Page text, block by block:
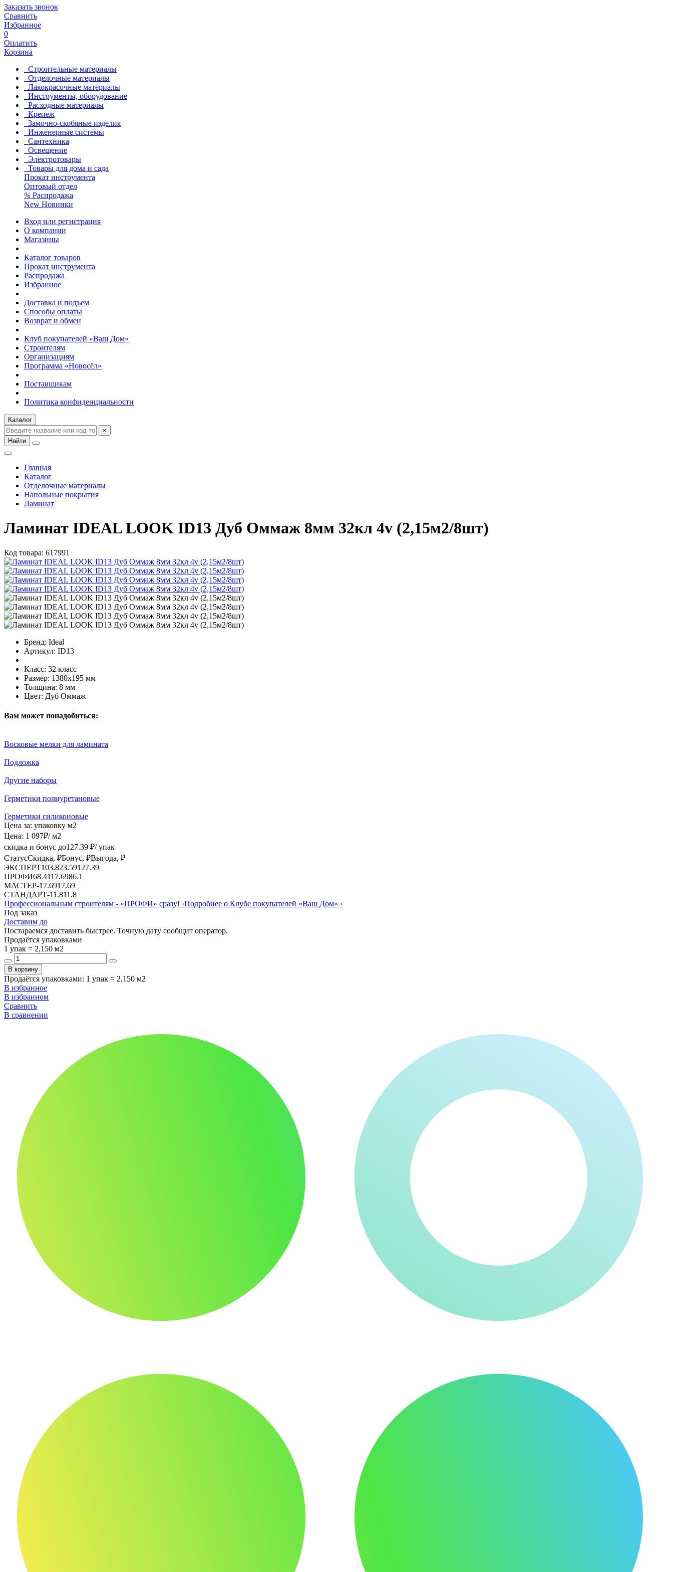
Заказать звонок
Сравнить
Избранное
0
Оплатить
Корзина
Строительные материалы
Отделочные материалы
Лакокрасочные материалы
Инструменты, оборудование
Расходные материалы
Крепеж
Замочно-скобяные изделия
Инженерные системы
Сантехника
Освещение
Электротовары
Товары для дома и сада
Прокат инструмента
Оптовый отдел
% Распродажа
New Новинки
Вход или регистрация
О компании
Магазины
Каталог товаров
Прокат инструмента
Распродажа
Избранное
Доставка и подъем
Способы оплаты
Возврат и обмен
Клуб покупателей «Ваш Дом»
Строителям
Организациям
Программа «Новосёл»
Поставщикам
Политика конфиденциальности
Каталог
×
Найти
Главная
Каталог
Отделочные материалы
Напольные покрытия
Ламинат
Ламинат IDEAL LOOK ID13 Дуб Оммаж 8мм 32кл 4v (2,15м2/8шт)
Код товара: 617991
Бренд: Ideal
Артикул: ID13
Класс: 32 класс
Размер: 1380х195 мм
Толщина: 8 мм
Цвет: Дуб Оммаж
Вам может понадобиться:
Восковые мелки для ламината
Подложка
Другие наборы
Герметики полиуретановые
Герметики силиконовые
Цена за: упаковку м2
Цена: 1 097₽/ м2
скидка и бонус до127.39 ₽/ упак
СтатусСкидка, ₽Бонус, ₽Выгода, ₽
ЭКСПЕРТ103.823.59127.39
ПРОФИ68.4117.6986.1
МАСТЕР-17.6917.69
СТАНДАРТ-11.811.8
Профессиональным строителям - «ПРОФИ» сразу! ›Подробнее о Клубе покупателей «Ваш Дом» ›
Под заказ
Доставим до
Постараемся доставить быстрее. Точную дату сообщит оператор.
Продаётся упаковками
1 упак = 2,150 м2
В корзину
Продаётся упаковками: 1 упак = 2,150 м2
В избранное
В избранном
Сравнить
В сравнении